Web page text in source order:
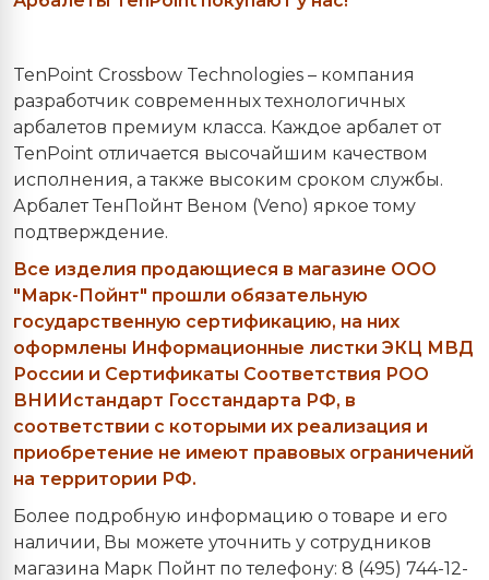
TenPoint Crossbow Technologies – компания
разработчик современных технологичных
арбалетов премиум класса. Каждое арбалет от
TenPoint отличается высочайшим качеством
исполнения, а также высоким сроком службы.
Арбалет ТенПойнт Веном (Veno) яркое тому
подтверждение.
Все изделия продающиеся в магазине ООО
"Марк-Пойнт" прошли обязательную
государственную сертификацию, на них
оформлены Информационные листки ЭКЦ МВД
России и Сертификаты Соответствия РОО
ВНИИстандарт Госстандарта РФ, в
соответствии с которыми их реализация и
приобретение не имеют правовых ограничений
на территории РФ.
Более подробную информацию о товаре и его
наличии, Вы можете уточнить у сотрудников
магазина Марк Пойнт по телефону: 8 (495) 744-12-